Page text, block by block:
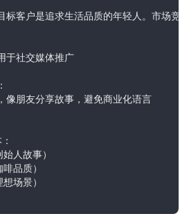
标客户是追求生活品质的年轻人。市场
于社交媒体推广
像朋友分享故事，避免商业化语言
场景）